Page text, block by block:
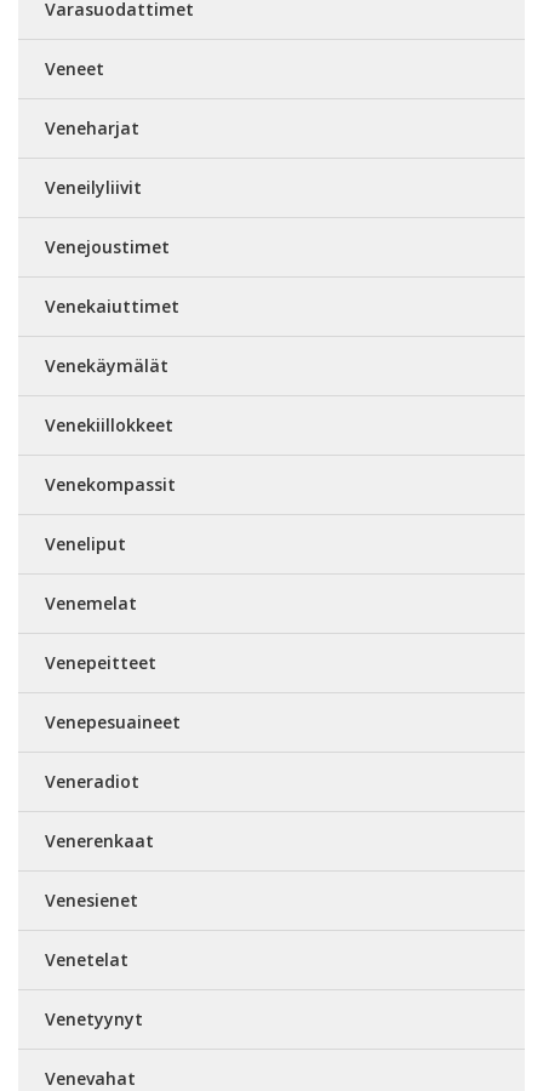
Varasuodattimet
Veneet
Veneharjat
Veneilyliivit
Venejoustimet
Venekaiuttimet
Venekäymälät
Venekiillokkeet
Venekompassit
Veneliput
Venemelat
Venepeitteet
Venepesuaineet
Veneradiot
Venerenkaat
Venesienet
Venetelat
Venetyynyt
Venevahat